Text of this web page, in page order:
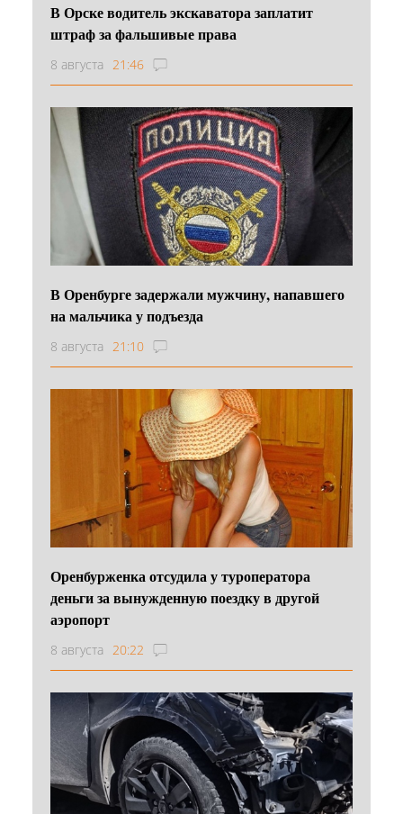
В Орске водитель экскаватора заплатит
штраф за фальшивые права
8 августа 21:46
В Оренбурге задержали мужчину, напавшего
на мальчика у подъезда
8 августа 21:10
Оренбурженка отсудила у туроператора
деньги за вынужденную поездку в другой
аэропорт
8 августа 20:22